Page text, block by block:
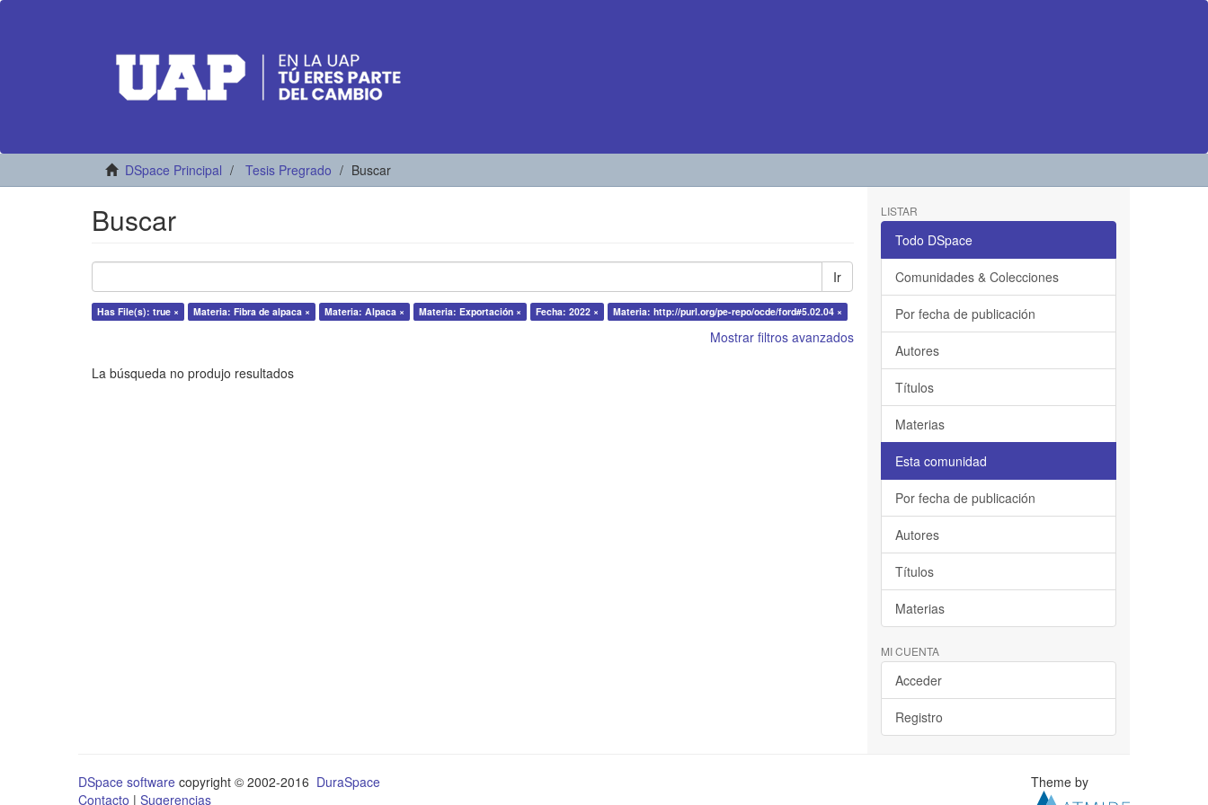
DSpace Principal Tesis Pregrado Buscar
Buscar
Ir
Has File(s): true × Materia: Fibra de alpaca × Materia: Alpaca × Materia: Exportación × Fecha: 2022 × Materia: http://purl.org/pe-repo/ocde/ford#5.02.04 ×
Mostrar filtros avanzados
La búsqueda no produjo resultados
LISTAR
Todo DSpace
Comunidades & Colecciones
Por fecha de publicación
Autores
Títulos
Materias
Esta comunidad
Por fecha de publicación
Autores
Títulos
Materias
MI CUENTA
Acceder
Registro
DSpace software copyright © 2002-2016 DuraSpace
Contacto | Sugerencias
Theme by